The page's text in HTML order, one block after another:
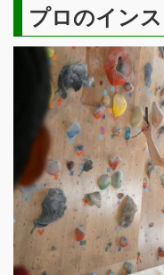
プロのイン